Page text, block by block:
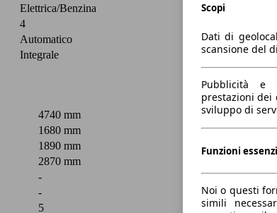
Elettrica/Benzina
4
Automatico
Integrale
4740 mm
1680 mm
1890 mm
2870 mm
-
-
5
Scopi
Dati di
scansione del
Pubblicità e
prestazioni dei
sviluppo di
Funzioni
Noi o questi
simili